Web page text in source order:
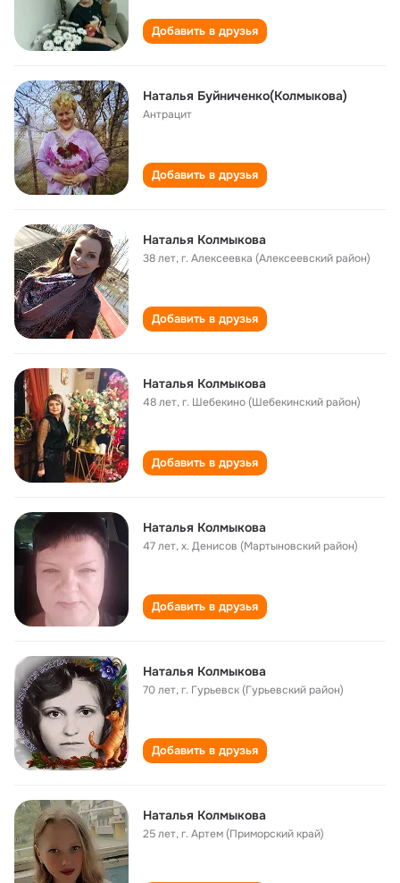
Добавить в друзья
Наталья Буйниченко(Колмыкова)
Антрацит
Добавить в друзья
Наталья Колмыкова
38 лет,г. Алексеевка (Алексеевский район)
Добавить в друзья
Наталья Колмыкова
48 лет,г. Шебекино (Шебекинский район)
Добавить в друзья
Наталья Колмыкова
47 лет,х. Денисов (Мартыновский район)
Добавить в друзья
Наталья Колмыкова
70 лет,г. Гурьевск (Гурьевский район)
Добавить в друзья
Наталья Колмыкова
25 лет,г. Артем (Приморский край)